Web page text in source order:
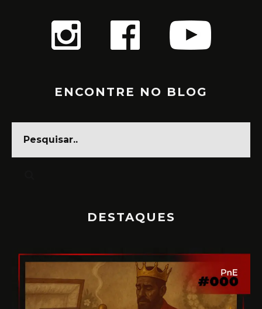
ENCONTRE NO BLOG
DESTAQUES